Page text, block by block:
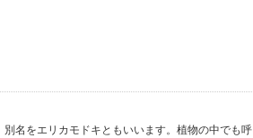
名をエリカモドキともいいます。植物の中でも呼